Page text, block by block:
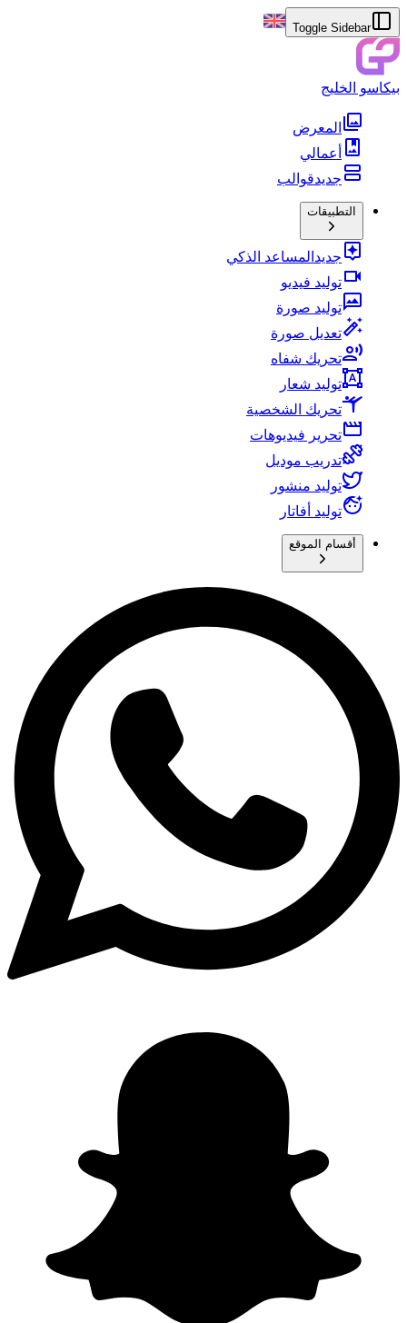
Toggle Sidebar
بيكاسو الخليج
المعرض
أعمالي
جديدقوالب
التطبيقات
جديد المساعد الذكي
توليد فيديو
توليد صورة
تعديل صورة
تحريك شفاه
توليد شعار
تحريك الشخصية
تحرير فيديوهات
تدريب موديل
توليد منشور
توليد أفاتار
أقسام الموقع